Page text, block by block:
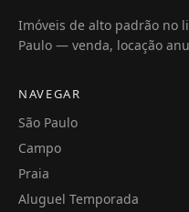
Imóveis de alto padrão no
Paulo — venda, locação
NAVEGAR
São Paulo
Campo
Praia
Aluguel Temporada